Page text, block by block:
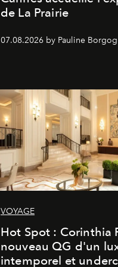
de La Prairie
07.08.2026 by Pauline
VOYAGE
Hot Spot : Corinthia
nouveau QG d'un
intemporel et